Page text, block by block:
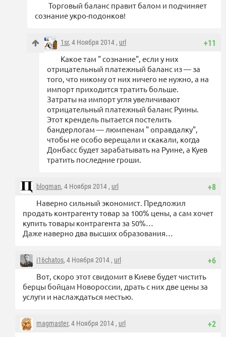
Торговый баланс правит балом и подчиняет
сознание укро-подонков!
+11
1sr, 4 Ноября 2014 , url
Какое там " сознание", если у них
отрицательный платежный баланс из — за
того, что никому от них ничего не нужно, а на
импорт приходится тратить больше.
Затраты на импорт угля увеличивают
отрицательный платежный баланс Руины.
Этот крендель пытается постелить
бандерлогам — люмпенам " оправдалку",
чтобы не особо верещали и скакали, когда
Донбасс будет зарабатывать на Руине, а Куев
тратить последние гроши.
+8
blogman, 4 Ноября 2014 , url
Наверно сильный экономист. Предложил
продать контрагенту товар за 100% цены, а сам хочет
купить товары контрагента за 50%…
Даже наверно два высших образования…
+6
i16chatos, 4 Ноября 2014 , url
Вот, скоро этот свидомит в Киеве будет чистить
берцы бойцам Новороссии, драть с них две цены за
услуги и наслаждаться местью.
+2
magmaster, 4 Ноября 2014 , url